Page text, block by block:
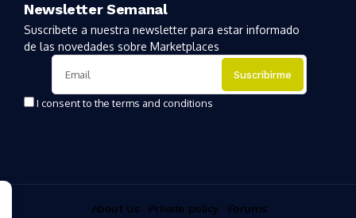
Newsletter Semanal
Suscribete a nuestra newsletter para estar informado
de las novedades sobre Marketplaces
I consent to the terms and conditions
About Us Private policy Forums